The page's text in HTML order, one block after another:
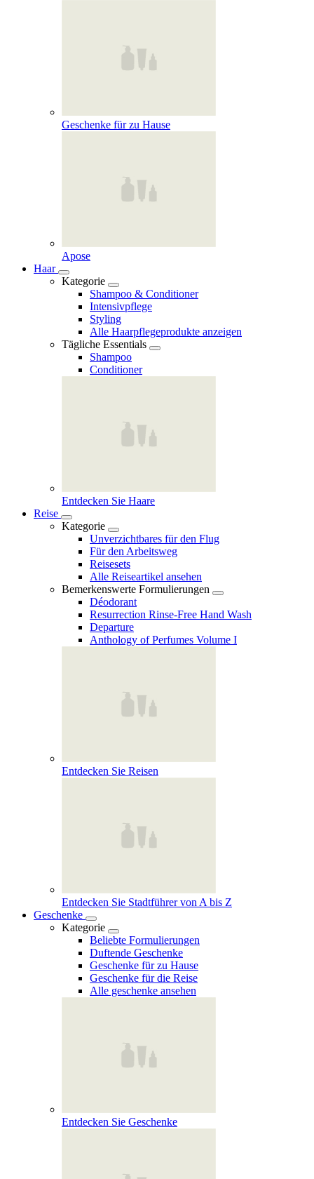
Geschenke für zu Hause
Apose
Haar
Kategorie
Shampoo & Conditioner
Intensivpflege
Styling
Alle Haarpflegeprodukte anzeigen
Tägliche Essentials
Shampoo
Conditioner
Entdecken Sie Haare
Reise
Kategorie
Unverzichtbares für den Flug
Für den Arbeitsweg
Reisesets
Alle Reiseartikel ansehen
Bemerkenswerte Formulierungen
Déodorant
Resurrection Rinse‑Free Hand Wash
Departure
Anthology of Perfumes Volume I
Entdecken Sie Reisen
Entdecken Sie Stadtführer von A bis Z
Geschenke
Kategorie
Beliebte Formulierungen
Duftende Geschenke
Geschenke für zu Hause
Geschenke für die Reise
Alle geschenke ansehen
Entdecken Sie Geschenke